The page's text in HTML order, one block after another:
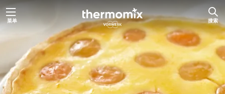
跳菜单 搜索